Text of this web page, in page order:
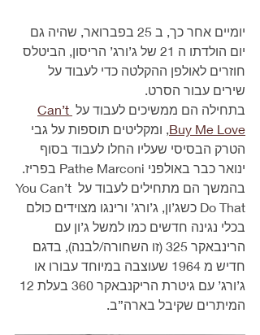
יומיים אחר כך, ב 25 בפברואר, שהיה גם
יום הולדתו ה 21 של ג’ורג’ הריסון, הביטלס
חוזרים לאולפן ההקלטה כדי לעבוד על
שירים עבור הסרט.
בתחילה הם ממשיכים לעבוד על Can’t
Buy Me Love, ומקליטים תוספות על גבי
הטרק הבסיסי שעליו החלו לעבוד בסוף
ינואר כבר באולפני Pathe Marconi בפריז.
בהמשך הם מתחילים לעבוד על You Can’t
Do That כשג’ון, ג’ורג’ ורינגו מצוידים כולם
בכלי נגינה חדשים כמו למשל ג’ון עם
הרינבאקר 325 (זו השחורה/לבנה), בדגם
חדיש מ 1964 שעוצבה במיוחד עבורו או
המיתרים שקיבל בארה”ב.